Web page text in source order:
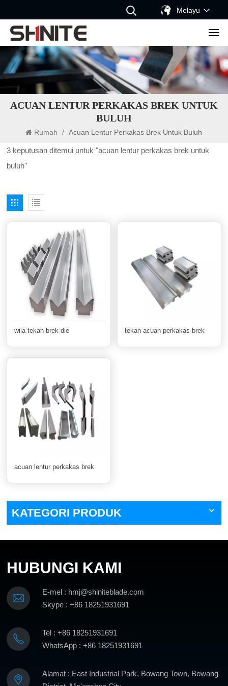
Melayu
ACUAN LENTUR PERKAKAS BREK UNTUK
BULUH
Rumah / Acuan Lentur Perkakas Brek Untuk Buluh
3 keputusan ditemui untuk "acuan lentur perkakas brek untuk
buluh"
wila tekan brek die tekan acuan perkakas brek
acuan lentur perkakas brek
KATEGORI PRODUK
HUBUNGI KAMI
E-mel : hmj@shiniteblade.com
Skype : +86 18251931691
Tel : +86 18251931691
WhatsApp : +86 18251931691
Alamat : East Industrial Park, Bowang Town, Bowang